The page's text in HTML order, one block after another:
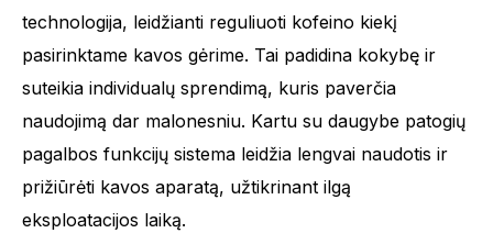
technologija, leidžianti reguliuoti kofeino kiekį
pasirinktame kavos gėrime. Tai padidina kokybę ir
suteikia individualų sprendimą, kuris paverčia
naudojimą dar malonesniu. Kartu su daugybe patogių
pagalbos funkcijų sistema leidžia lengvai naudotis ir
prižiūrėti kavos aparatą, užtikrinant ilgą
eksploatacijos laiką.